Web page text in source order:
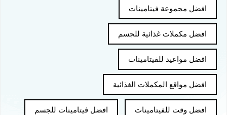
افضل مجموعة فيتامينات
افضل مكملات غذائية للجسم
افضل مواعيد للفيتامينات
افضل مواقع المكملات الغذائية
افضل وقت للفيتامينات افضل ڤيتامينات للجسم